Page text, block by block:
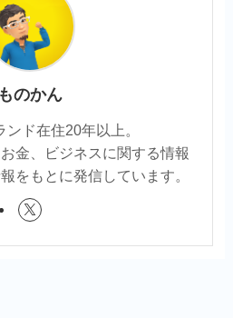
ものかん
ンド在住20年以上。
金、ビジネスに関する情報
をもとに発信しています。